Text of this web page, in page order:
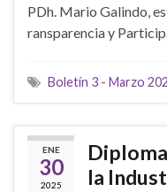
PDh. Mario Galindo,
ransparencia y
Boletín 3 - Marzo
ENE
30
2025
la